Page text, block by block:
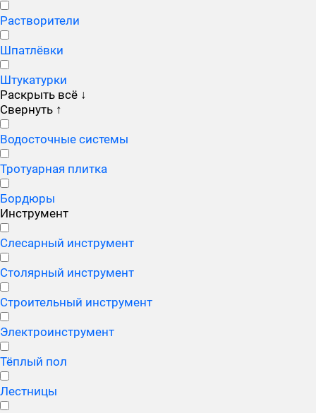
Растворители
Шпатлёвки
Штукатурки
Раскрыть всё ↓
Свернуть ↑
Водосточные системы
Тротуарная плитка
Бордюры
Инструмент
Слесарный инструмент
Столярный инструмент
Строительный инструмент
Электроинструмент
Тёплый пол
Лестницы